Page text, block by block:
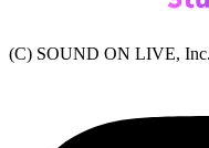
(C) SOUND ON LIVE,